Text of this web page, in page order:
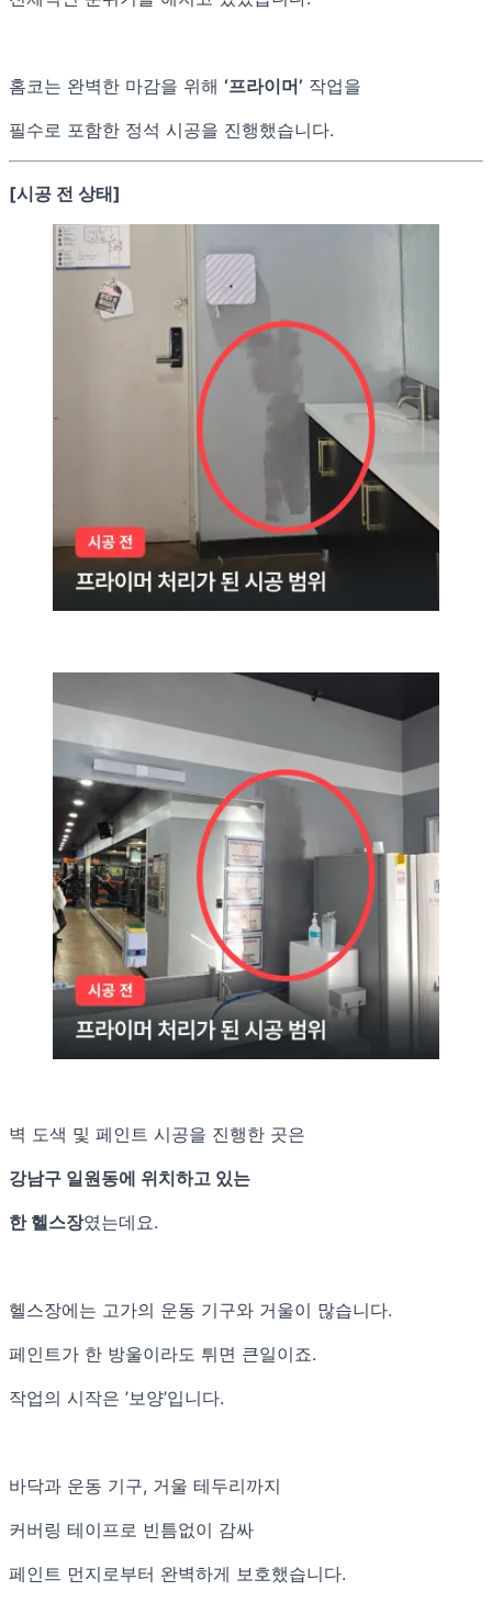
홈코는 완벽한 마감을 위해 ‘프라이머’ 작업을
필수로 포함한 정석 시공을 진행했습니다.
[시공 전 상태]
벽 도색 및 페인트 시공을 진행한 곳은
강남구 일원동에 위치하고 있는
한 헬스장였는데요.
헬스장에는 고가의 운동 기구와 거울이 많습니다.
페인트가 한 방울이라도 튀면 큰일이죠.
작업의 시작은 ’보양’입니다.
바닥과 운동 기구, 거울 테두리까지
커버링 테이프로 빈틈없이 감싸
페인트 먼지로부터 완벽하게 보호했습니다.